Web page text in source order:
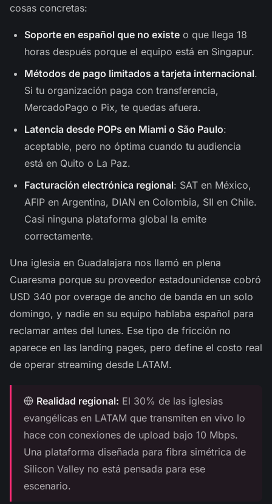
cosas concretas:
Soporte en español que no existe o que llega 18
horas después porque el equipo está en Singapur.
Métodos de pago limitados a tarjeta internacional.
Si tu organización paga con transferencia,
MercadoPago o Pix, te quedas afuera.
Latencia desde POPs en Miami o São Paulo:
aceptable, pero no óptima cuando tu audiencia
está en Quito o La Paz.
Facturación electrónica regional: SAT en México,
AFIP en Argentina, DIAN en Colombia, SII en Chile.
Casi ninguna plataforma global la emite
correctamente.
Una iglesia en Guadalajara nos llamó en plena
Cuaresma porque su proveedor estadounidense cobró
USD 340 por overage de ancho de banda en un solo
domingo, y nadie en su equipo hablaba español para
reclamar antes del lunes. Ese tipo de fricción no
aparece en las landing pages, pero define el costo real
de operar streaming desde LATAM.
Realidad regional: El 30% de las iglesias
evangélicas en LATAM que transmiten en vivo lo
hace con conexiones de upload bajo 10 Mbps.
Una plataforma diseñada para fibra simétrica de
Silicon Valley no está pensada para ese
escenario.